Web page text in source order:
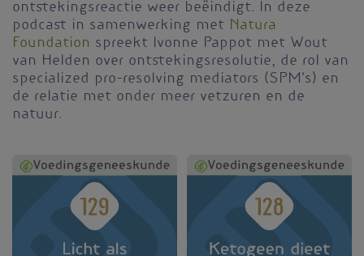
ontstekingsreactie weer beëindigt. In deze
podcast in samenwerking met Natura
Foundation spreekt Ivonne Pappot met Wout
van Helden over ontstekingsresolutie, de rol van
specialized pro-resolving mediators (SPM's) en
de relatie met onder meer vetzuren en de
natuur.